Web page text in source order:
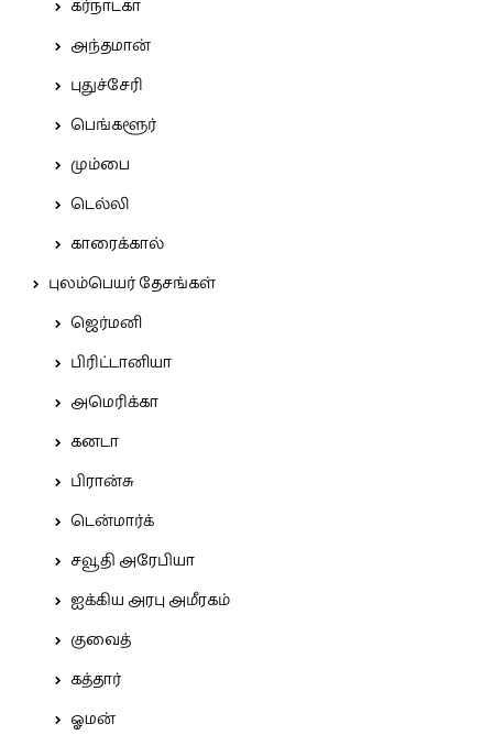
கர்நாடகா
அந்தமான்
புதுச்சேரி
பெங்களூர்
மும்பை
டெல்லி
காரைக்கால்
புலம்பெயர் தேசங்கள்
ஜெர்மனி
பிரிட்டானியா
அமெரிக்கா
கனடா
பிரான்சு
டென்மார்க்
சவூதி அரேபியா
ஐக்கிய அரபு அமீரகம்
குவைத்
கத்தார்
ஓமன்